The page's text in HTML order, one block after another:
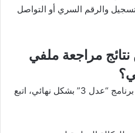
والرقم السري أو التواصل
مراجعة ملفي
للتأكد من نتائج مراجعة ملفك في برنامج “عدل 3” بشكل نهائي، اتبع